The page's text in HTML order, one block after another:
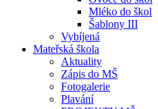
Mléko do škol
Šablony III
Vybíjená
Mateřská škola
Aktuality
Zápis do MŠ
Fotogalerie
Plavání